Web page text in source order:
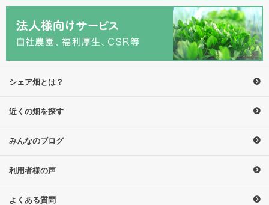
シェア畑とは？
近くの畑を探す
みんなのブログ
利用者様の声
よくある質問